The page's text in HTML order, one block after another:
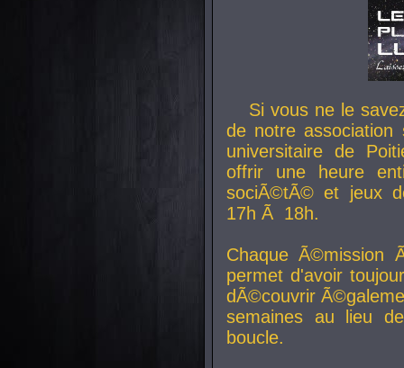
Si vous ne le
de notre
universitaire de
offrir une heure
sociÃ©tÃ© et jeux
17h Ã 18h.
Chaque Ã©mission
permet d'avoir
dÃ©couvrir
semaines au lieu
boucle.